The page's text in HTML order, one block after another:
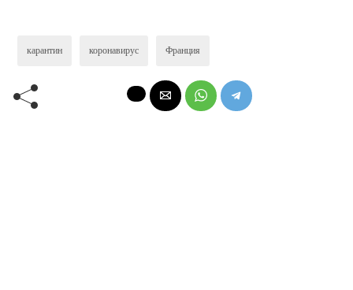
карантин коронавирус Франция